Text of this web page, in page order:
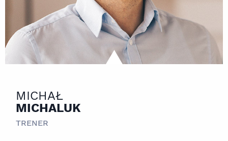
MICHAŁ
MICHALUK
TRENER